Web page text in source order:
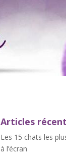
Articles
Les 15 chats les
à l’écran